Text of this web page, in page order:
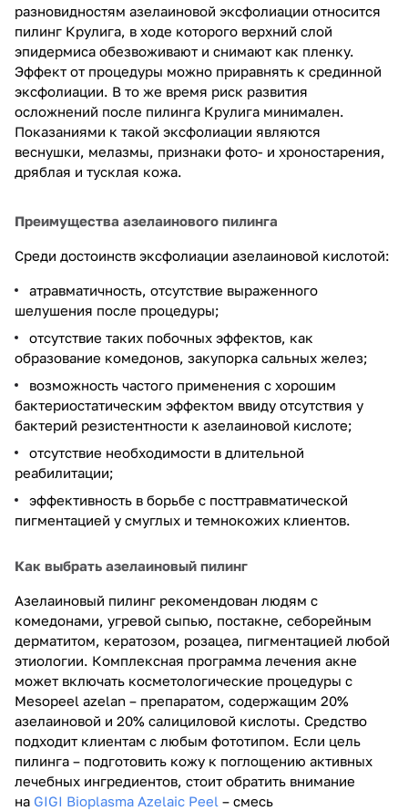
разновидностям азелаиновой эксфолиации относится
пилинг Крулига, в ходе которого верхний слой
эпидермиса обезвоживают и снимают как пленку.
Эффект от процедуры можно приравнять к срединной
эксфолиации. В то же время риск развития
осложнений после пилинга Крулига минимален.
Показаниями к такой эксфолиации являются
веснушки, мелазмы, признаки фото- и хроностарения,
дряблая и тусклая кожа.
Преимущества азелаинового пилинга
Среди достоинств эксфолиации азелаиновой кислотой:
атравматичность, отсутствие выраженного
шелушения после процедуры;
отсутствие таких побочных эффектов, как
образование комедонов, закупорка сальных желез;
возможность частого применения с хорошим
бактериостатическим эффектом ввиду отсутствия у
бактерий резистентности к азелаиновой кислоте;
отсутствие необходимости в длительной
реабилитации;
эффективность в борьбе с посттравматической
пигментацией у смуглых и темнокожих клиентов.
Как выбрать азелаиновый пилинг
Азелаиновый пилинг рекомендован людям с
комедонами, угревой сыпью, постакне, себорейным
дерматитом, кератозом, розацеа, пигментацией любой
этиологии. Комплексная программа лечения акне
может включать косметологические процедуры с
Mesopeel azelan – препаратом, содержащим 20%
азелаиновой и 20% салициловой кислоты. Средство
подходит клиентам с любым фототипом. Если цель
пилинга – подготовить кожу к поглощению активных
лечебных ингредиентов, стоит обратить внимание
на GIGI Bioplasma Azelaic Peel – смесь